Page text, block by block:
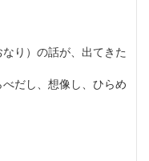
り）の話が、出てきた
だし、想像し、ひらめ